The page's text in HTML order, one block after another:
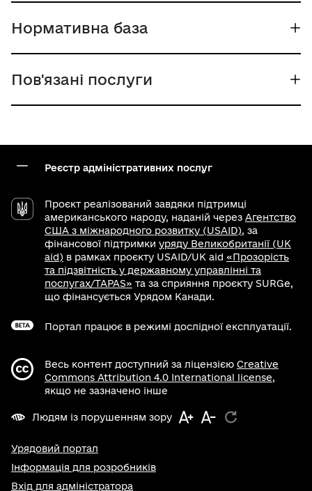
Нормативна база
Пов'язані послуги
Реєстр адміністративних послуг
Проєкт реалізований завдяки підтримці
американського народу, наданій через Агентство
США з міжнародного розвитку (USAID), за
фінансової підтримки уряду Великобританії (UK
aid) в рамках проєкту USAID/UK aid «Прозорість
та підзвітність у державному управлінні та
послугах/TAPAS» та за сприяння проєкту SURGe,
що фінансується Урядом Канади.
Портал працює в режимі дослідної експлуатації.
Весь контент доступний за ліцензією Creative
Commons Attribution 4.0 International license,
якщо не зазначено інше
Людям із порушенням зору
Урядовий портал
Інформація для розробників
Вхід для адміністратора